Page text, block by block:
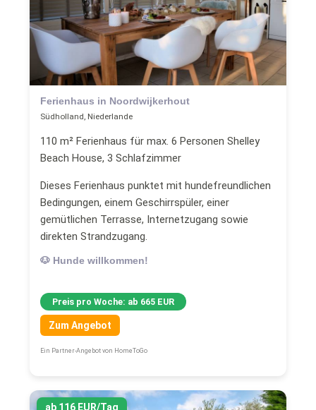
Ferienhaus in Noordwijkerhout
Südholland, Niederlande
110 m² Ferienhaus für max. 6 Personen Shelley
Beach House, 3 Schlafzimmer
Dieses Ferienhaus punktet mit hundefreundlichen
Bedingungen, einem Geschirrspüler, einer
gemütlichen Terrasse, Internetzugang sowie
direkten Strandzugang.
🐶 Hunde willkommen!
Preis pro Woche: ab 665 EUR
Zum Angebot
Ein Partner-Angebot von HomeToGo
ab 116 EUR/Tag